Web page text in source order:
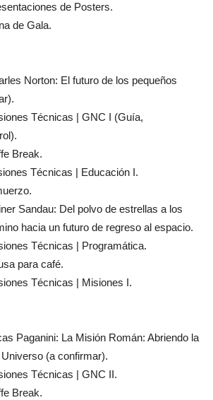
de Posters.
de Gala.
Norton: El futuro de los pequeños
Técnicas | GNC I (Guía,
Break.
Técnicas | Educación I.
Sandau: Del polvo de estrellas a los
hacia un futuro de regreso al espacio.
Técnicas | Programática.
para café.
Técnicas | Misiones I.
Paganini: La Misión Román: Abriendo la
(a confirmar).
Técnicas | GNC II.
Break.